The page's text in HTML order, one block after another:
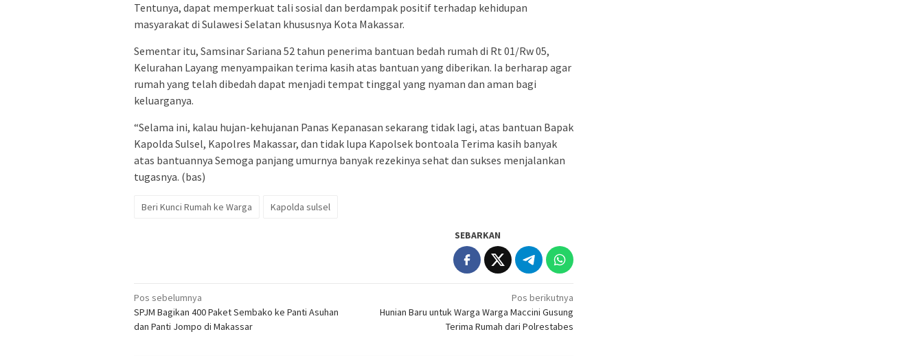
Tentunya, dapat memperkuat tali sosial dan berdampak positif terhadap kehidupan
masyarakat di Sulawesi Selatan khususnya Kota Makassar.
Sementar itu, Samsinar Sariana 52 tahun penerima bantuan bedah rumah di Rt 01/Rw 05,
Kelurahan Layang menyampaikan terima kasih atas bantuan yang diberikan. Ia berharap agar
rumah yang telah dibedah dapat menjadi tempat tinggal yang nyaman dan aman bagi
keluarganya.
“Selama ini, kalau hujan-kehujanan Panas Kepanasan sekarang tidak lagi, atas bantuan Bapak
Kapolda Sulsel, Kapolres Makassar, dan tidak lupa Kapolsek bontoala Terima kasih banyak
atas bantuannya Semoga panjang umurnya banyak rezekinya sehat dan sukses menjalankan
tugasnya. (bas)
Beri Kunci Rumah ke Warga Kapolda sulsel
SEBARKAN
Navigasi
pos
Pos sebelumnya
SPJM Bagikan 400 Paket Sembako ke Panti Asuhan
dan Panti Jompo di Makassar
Pos berikutnya
Hunian Baru untuk Warga Warga Maccini Gusung
Terima Rumah dari Polrestabes